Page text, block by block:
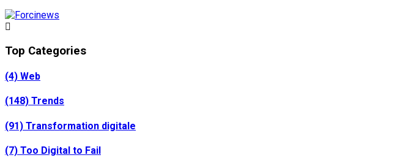
Top Categories
(4) Web
(148) Trends
(91) Transformation digitale
(7) Too Digital to Fail